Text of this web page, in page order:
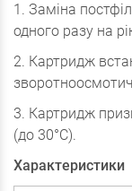
1. Заміна
одного разу на
2. Картридж
3. Картридж
(до 30°С).
Характеристики